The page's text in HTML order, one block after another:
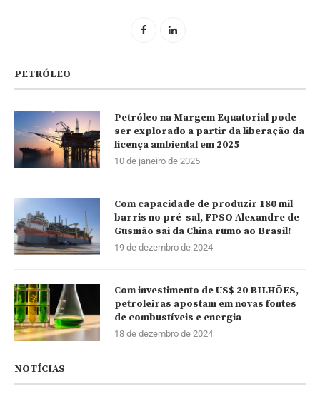
PETRÓLEO
Petróleo na Margem Equatorial pode
ser explorado a partir da liberação da
licença ambiental em 2025
10 de janeiro de 2025
Com capacidade de produzir 180 mil
barris no pré-sal, FPSO Alexandre de
Gusmão sai da China rumo ao Brasil!
19 de dezembro de 2024
Com investimento de US$ 20 BILHÕES,
petroleiras apostam em novas fontes
de combustíveis e energia
18 de dezembro de 2024
NOTÍCIAS